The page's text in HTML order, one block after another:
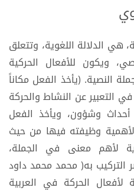
هي الدلالة اللغوية، وتتعلق
ويكون للأفعال الحركية
النصية. (يأخذ الفعل مكاناً
التعبير عن النشاط والحركة
وشؤون، ويأخذ الفعل
وظيفته فيها من حيث
لأهم معنى في الجملة،
التركيب به( محمد محمد داود
لأفعال الحركة في العربية